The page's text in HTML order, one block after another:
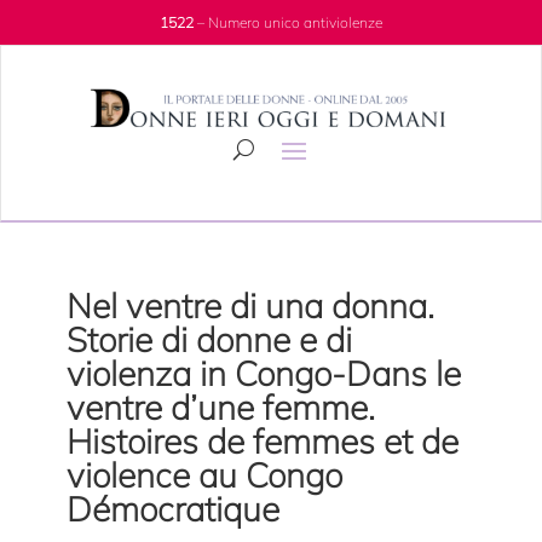
1522– Numero unico antiviolenze
Nel ventre di una donna.
Storie di donne e di
violenza in Congo-Dans le
ventre d’une femme.
Histoires de femmes et de
violence au Congo
Démocratique